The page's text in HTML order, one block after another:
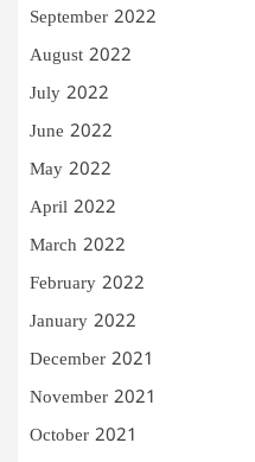
September 2022
August 2022
July 2022
June 2022
May 2022
April 2022
March 2022
February 2022
January 2022
December 2021
November 2021
October 2021